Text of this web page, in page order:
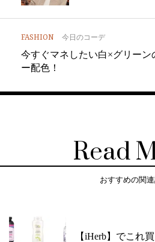
FASHION 今日のコーデ
今すぐマネしたい白×グリーン
ー配色！
Read
おすすめの関
【iHerb】でこれ